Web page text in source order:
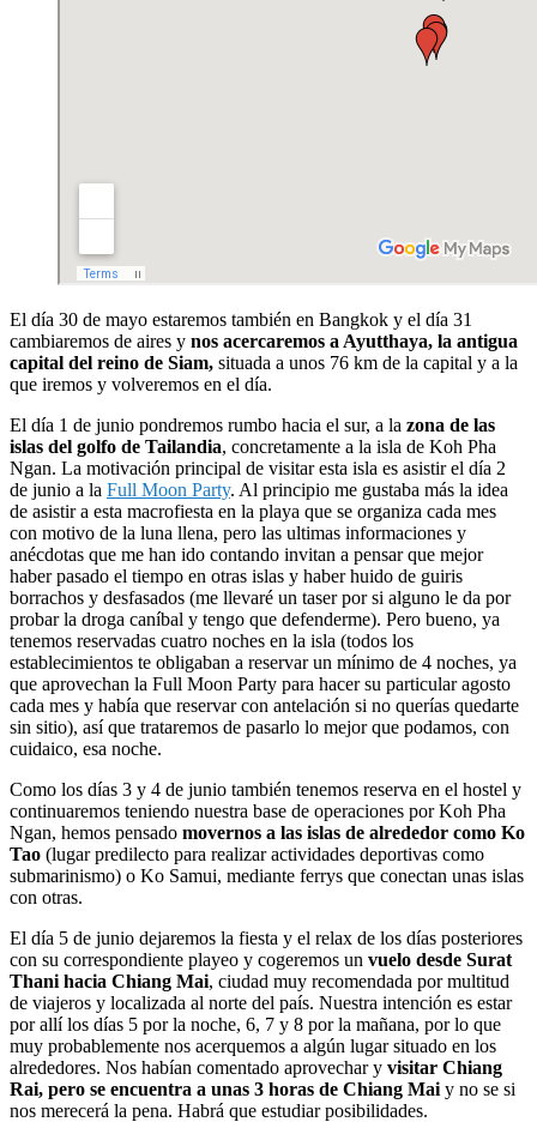
El día 30 de mayo estaremos también en Bangkok y el día 31
cambiaremos de aires y nos acercaremos a Ayutthaya, la antigua
capital del reino de Siam, situada a unos 76 km de la capital y a la
que iremos y volveremos en el día.
El día 1 de junio pondremos rumbo hacia el sur, a la zona de las
islas del golfo de Tailandia, concretamente a la isla de Koh Pha
Ngan. La motivación principal de visitar esta isla es asistir el día 2
de junio a la Full Moon Party. Al principio me gustaba más la idea
de asistir a esta macrofiesta en la playa que se organiza cada mes
con motivo de la luna llena, pero las ultimas informaciones y
anécdotas que me han ido contando invitan a pensar que mejor
haber pasado el tiempo en otras islas y haber huido de guiris
borrachos y desfasados (me llevaré un taser por si alguno le da por
probar la droga caníbal y tengo que defenderme). Pero bueno, ya
tenemos reservadas cuatro noches en la isla (todos los
establecimientos te obligaban a reservar un mínimo de 4 noches, ya
que aprovechan la Full Moon Party para hacer su particular agosto
cada mes y había que reservar con antelación si no querías quedarte
sin sitio), así que trataremos de pasarlo lo mejor que podamos, con
cuidaico, esa noche.
Como los días 3 y 4 de junio también tenemos reserva en el hostel y
continuaremos teniendo nuestra base de operaciones por Koh Pha
Ngan, hemos pensado movernos a las islas de alrededor como Ko
Tao (lugar predilecto para realizar actividades deportivas como
submarinismo) o Ko Samui, mediante ferrys que conectan unas islas
con otras.
El día 5 de junio dejaremos la fiesta y el relax de los días posteriores
con su correspondiente playeo y cogeremos un vuelo desde Surat
Thani hacia Chiang Mai, ciudad muy recomendada por multitud
de viajeros y localizada al norte del país. Nuestra intención es estar
por allí los días 5 por la noche, 6, 7 y 8 por la mañana, por lo que
muy probablemente nos acerquemos a algún lugar situado en los
alrededores. Nos habían comentado aprovechar y visitar Chiang
Rai, pero se encuentra a unas 3 horas de Chiang Mai y no se si
nos merecerá la pena. Habrá que estudiar posibilidades.